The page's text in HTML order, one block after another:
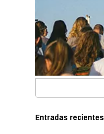
Entradas recientes